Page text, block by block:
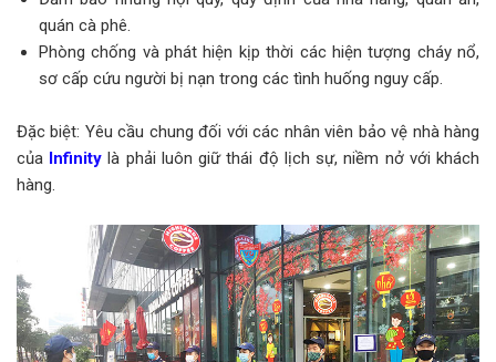
quán cà phê.
Phòng chống và phát hiện kịp thời các hiện tượng cháy nổ,
sơ cấp cứu người bị nạn trong các tình huống nguy cấp.
Đặc biệt: Yêu cầu chung đối với các nhân viên bảo vệ nhà hàng
của Infinity là phải luôn giữ thái độ lịch sự, niềm nở với khách
hàng.